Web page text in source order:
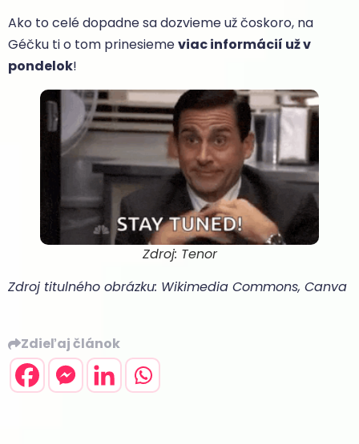
Ako to celé dopadne sa dozvieme už čoskoro, na
Géčku ti o tom prinesiemeviac informácií už v
pondelok!
Zdroj: Tenor
Zdroj titulného obrázku: Wikimedia Commons, Canva
Zdieľaj článok